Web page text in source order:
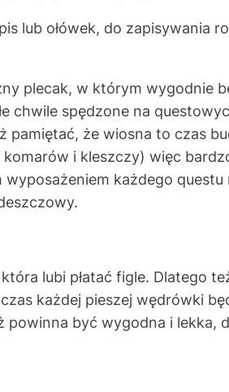
lub ołówek, do zapisywania
plecak, w którym wygodnie
chwile spędzone na
że wiosna to czas
i kleszczy) więc
wyposażeniem każdego
lubi płatać figle. Dlatego
każdej pieszej wędrówki
powinna być wygodna i lekka,